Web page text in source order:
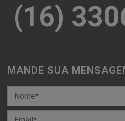
(16)
MANDE SUA